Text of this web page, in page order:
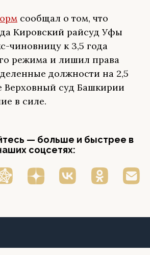
сообщал о том, что
Кировский райсуд Уфы
чиновницу к 3,5 года
режима и лишил права
должности на 2,5
Верховный суд Башкирии
в силе.
— больше и быстрее в
соцсетях: